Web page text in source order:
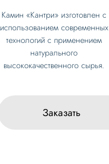
Камин «Кантри» изготовлен с
использованием современных
технологий с применением
натурального
высококачественного сырья.
Заказать